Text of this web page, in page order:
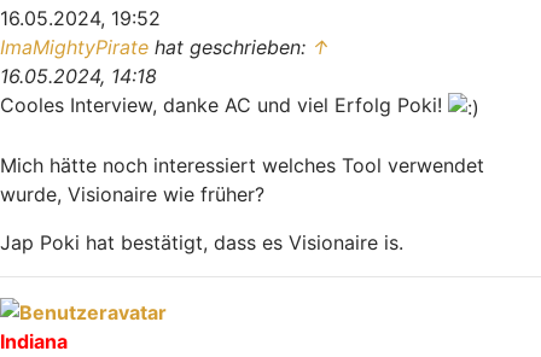
16.05.2024, 19:52
ImaMightyPirate hat geschrieben: ↑
16.05.2024, 14:18
Cooles Interview, danke AC und viel Erfolg Poki!
Mich hätte noch interessiert welches Tool verwendet
wurde, Visionaire wie früher?
Jap Poki hat bestätigt, dass es Visionaire is.
Indiana